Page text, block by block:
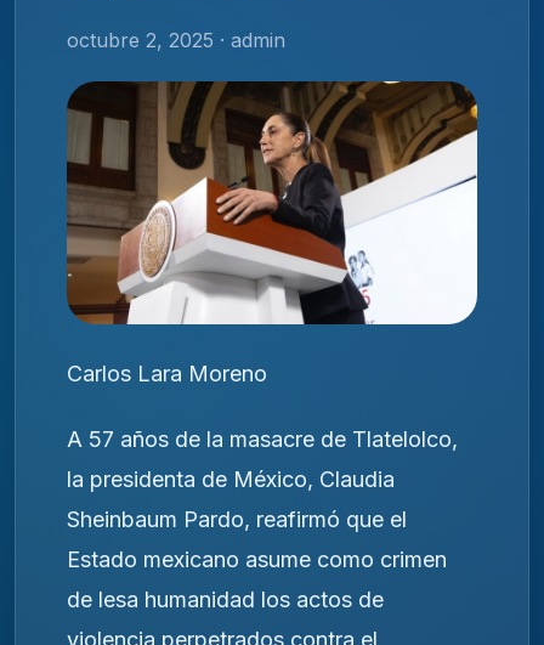
octubre 2, 2025 · admin
Carlos Lara Moreno
A 57 años de la masacre de Tlatelolco,
la presidenta de México, Claudia
Sheinbaum Pardo, reafirmó que el
Estado mexicano asume como crimen
de lesa humanidad los actos de
violencia perpetrados contra el